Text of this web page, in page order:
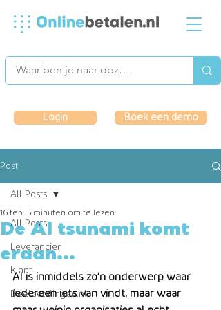
Login Boek een demo
Post
All Posts
Leverancier
Klant
Deelbetalingen.nl
All Posts
De AI tsunami komt
eraan...
16 feb 5 minuten om te lezen
AI is inmiddels zo’n onderwerp waar
iedereen iets van vindt, maar waar